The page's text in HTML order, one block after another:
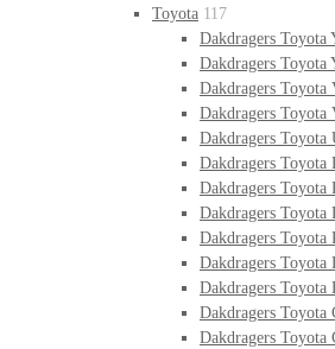
Toyota 117
Dakdragers Toyota
Dakdragers Toyota
Dakdragers Toyota
Dakdragers Toyota
Dakdragers Toyota
Dakdragers Toyota
Dakdragers Toyota
Dakdragers Toyota
Dakdragers Toyota
Dakdragers Toyota
Dakdragers Toyota
Dakdragers Toyota
Dakdragers Toyota